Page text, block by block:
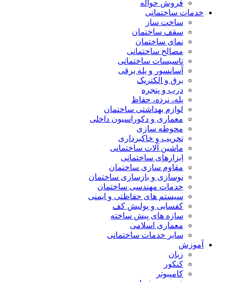
فروش حواله
خدمات ساختمانی
ساخت ساز
سقف ساختمان
نمای ساختمان
مصالح ساختمانی
تاسیسات ساختمانی
آسانسور و پله برقی
برق و الکتریک
درب و پنجره
پله، نرده، حفاظ
لوازم بهداشتی ساختمان
معماری و دکوراسیون داخلی
محوطه سازی
تخریب و خاکبرداری
ماشین آلات ساختمانی
ابزارهای ساختمانی
مقاوم سازی ساختمان
نوسازی و بازسازی ساختمان
خدمات مهندسی ساختمان
سیستم های حفاظتی و ایمنی
کفسابی و پولیش کف
سازه های پیش ساخته
معماری اسلامی
سایر خدمات ساختمانی
آموزش
زبان
کنکور
کامپیوتر